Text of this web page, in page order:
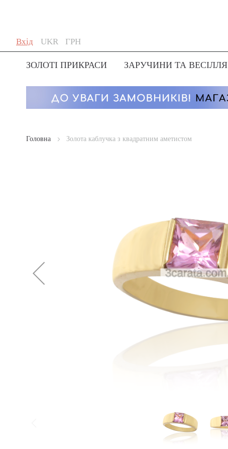
Вхід
Skip
to
Content
Мова
UKR Валюта
ГРН
ЗОЛОТІ ПРИКРАСИ ЗАРУЧИНИ ТА ВЕСІЛЛЯ
Головна Золота каблучка з квадратним аметистом